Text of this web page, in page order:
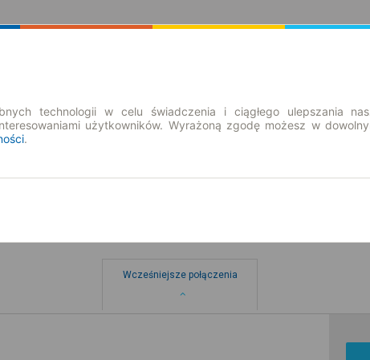
Wcześniejsze połączenia
technologii w celu świadczenia i ciągłego ulepszania
użytkowników. Wyrażoną zgodę możesz w
.